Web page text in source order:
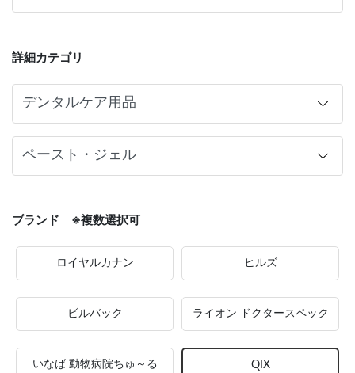
詳細カテゴリ
ブランド ※複数選択可
ロイヤルカナン ヒルズ
ビルバック ライオン ドクタースペック
いなば 動物病院ちゅ～る QIX